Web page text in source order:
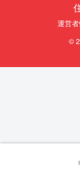
運営
©